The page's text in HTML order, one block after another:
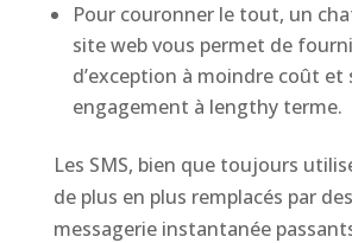
Pour couronner le tout, un
site web vous permet de
d’exception à moindre coût et
engagement à lengthy terme.
Les SMS, bien que toujours
de plus en plus remplacés par
messagerie instantanée